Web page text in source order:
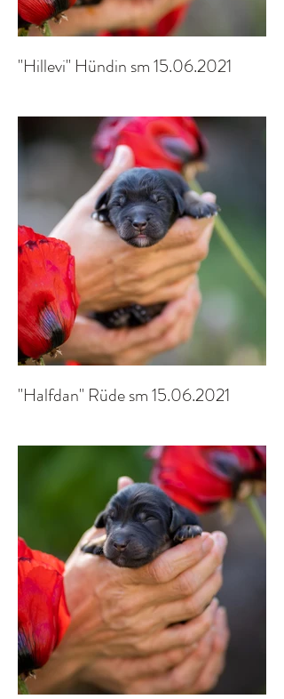
"Hillevi" Hündin sm 15.06.2021
"Halfdan" Rüde sm 15.06.2021